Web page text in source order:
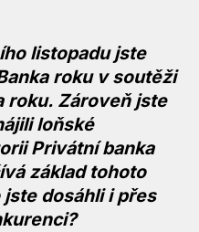
listopadu jste
roku v soutěži
roku. Zároveň jste
loňské
Privátní banka
základ tohoto
dosáhli i přes